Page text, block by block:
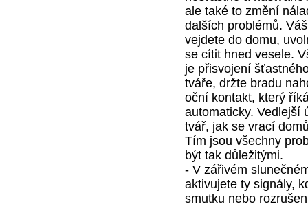
ale také to změní
dalších problémů.
vejdete do domu,
se cítit hned vesele.
je přisvojení
tváře, držte bradu
oční kontakt, který
automaticky. Vedlejší
tvář, jak se vrací
Tím jsou všechny
být tak důležitými.
- V zářivém
aktivujete ty signály,
smutku nebo